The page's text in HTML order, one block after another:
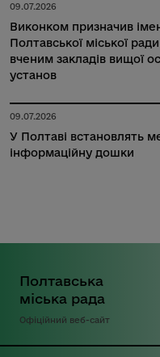
09.07.2026
Виконком призначив
Полтавської міської
вченим закладів вищої
установ
09.07.2026
У Полтаві встановлять
інформаційну дошки
Полтавська
міська рада
Офіційний веб-сайт